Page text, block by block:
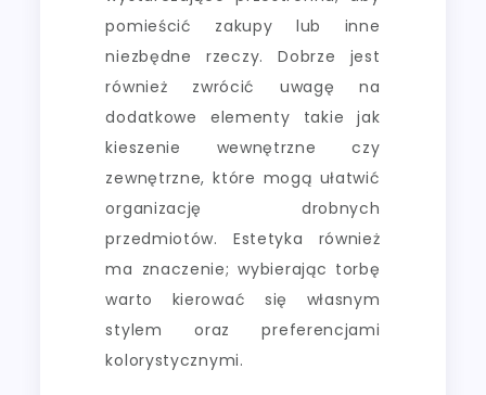
pomieścić zakupy lub inne
niezbędne rzeczy. Dobrze jest
również zwrócić uwagę na
dodatkowe elementy takie jak
kieszenie wewnętrzne czy
zewnętrzne, które mogą ułatwić
organizację drobnych
przedmiotów. Estetyka również
ma znaczenie; wybierając torbę
warto kierować się własnym
stylem oraz preferencjami
kolorystycznymi.